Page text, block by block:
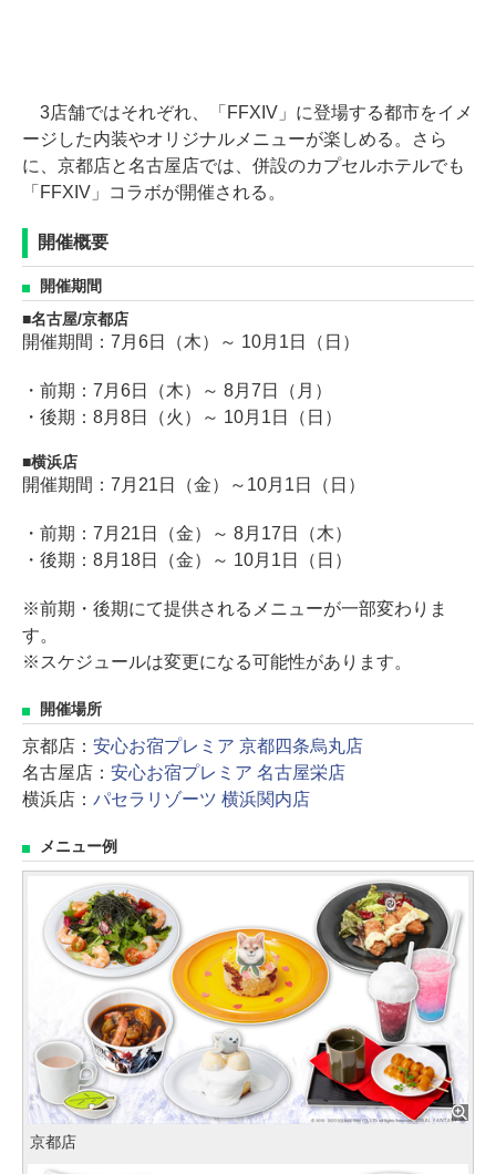
3店舗ではそれぞれ、「FFXIV」に登場する都市をイメ
ージした内装やオリジナルメニューが楽しめる。さら
に、京都店と名古屋店では、併設のカプセルホテルでも
「FFXIV」コラボが開催される。
開催概要
開催期間
名古屋/京都店
開催期間：7月6日（木）～ 10月1日（日）
・前期：7月6日（木）～ 8月7日（月）
・後期：8月8日（火）～ 10月1日（日）
横浜店
開催期間：7月21日（金）～10月1日（日）
・前期：7月21日（金）～ 8月17日（木）
・後期：8月18日（金）～ 10月1日（日）
※前期・後期にて提供されるメニューが一部変わりま
す。
※スケジュールは変更になる可能性があります。
開催場所
京都店： 安心お宿プレミア 京都四条烏丸店
名古屋店： 安心お宿プレミア 名古屋栄店
横浜店： パセラリゾーツ 横浜関内店
メニュー例
京都店